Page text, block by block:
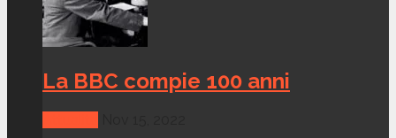
La BBC compie 100 anni